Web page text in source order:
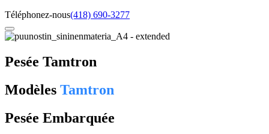
Téléphonez-nous(418) 690-3277
Pesée Tamtron
Modèles Tamtron
Pesée Embarquée